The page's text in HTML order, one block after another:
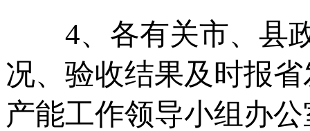
4、各有关市、县政
况、验收结果及时报
产能工作领导小组办